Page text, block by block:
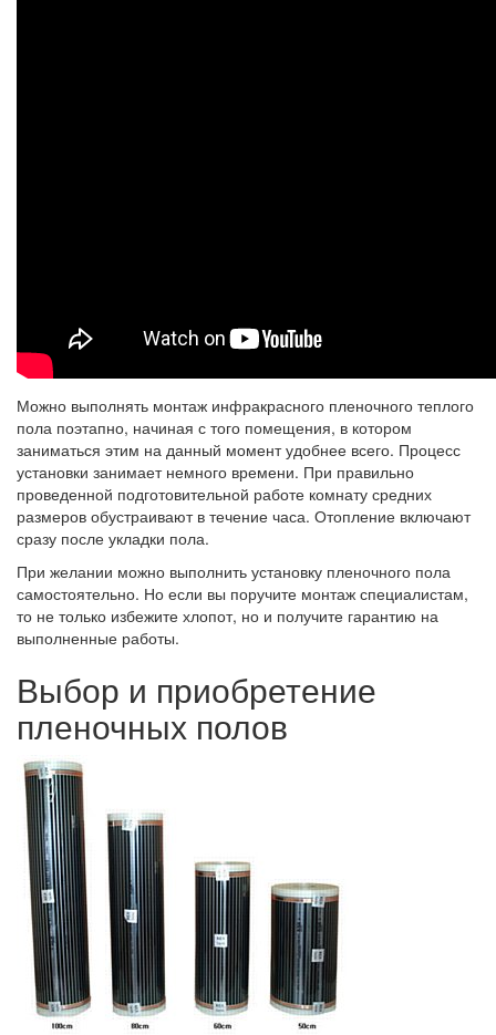
Можно выполнять монтаж инфракрасного пленочного теплого
пола поэтапно, начиная с того помещения, в котором
заниматься этим на данный момент удобнее всего. Процесс
установки занимает немного времени. При правильно
проведенной подготовительной работе комнату средних
размеров обустраивают в течение часа. Отопление включают
сразу после укладки пола.
При желании можно выполнить установку пленочного пола
самостоятельно. Но если вы поручите монтаж специалистам,
то не только избежите хлопот, но и получите гарантию на
выполненные работы.
Выбор и приобретение
пленочных полов